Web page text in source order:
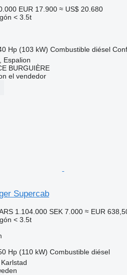
EUR 17.900 ≈ US$ 20.680
< 3.5t
Hp (103 kW) Combustible diésel
Espalion
BURGUIÈRE
el vendedor
Supercab
1.104.000 SEK 7.000 ≈ EUR
< 3.5t
Hp (110 kW) Combustible diésel